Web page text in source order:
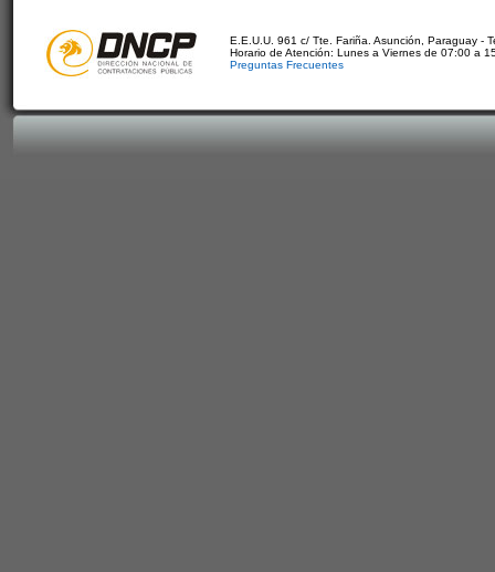
E.E.U.U. 961 c/ Tte. Fariña. Asunción, Paraguay -
Horario de Atención: Lunes a Viernes de 07:00 a
Preguntas Frecuentes